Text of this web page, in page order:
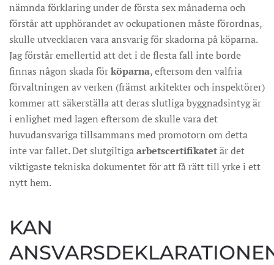
nämnda förklaring under de första sex månaderna och
förstår att upphörandet av ockupationen måste förordnas,
skulle utvecklaren vara ansvarig för skadorna på köparna.
Jag förstår emellertid att det i de flesta fall inte borde
finnas någon skada förköparna, eftersom den valfria
förvaltningen av verken (främst arkitekter och inspektörer)
kommer att säkerställa att deras slutliga byggnadsintyg är
i enlighet med lagen eftersom de skulle vara det
huvudansvariga tillsammans med promotorn om detta
inte var fallet. Det slutgiltigaarbetscertifikatetär det
viktigaste tekniska dokumentet för att få rätt till yrke i ett
nytt hem.
KAN